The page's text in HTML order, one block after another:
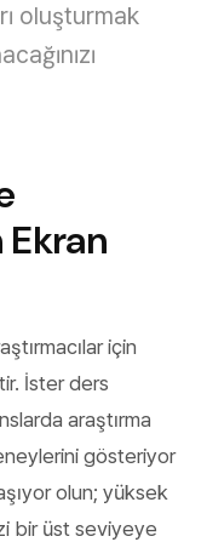
oluşturmak
Ekran
için
İster ders
araştırma
gösteriyor
olun; yüksek
bir üst seviyeye